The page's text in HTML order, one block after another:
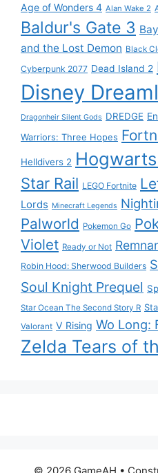
Age of Wonders 4 Alan Wake 2
Baldur's Gate 3
and the Lost Demon Black
Cyberpunk 2077 Dead Island 2
Disney
Dragonheir Silent Gods DREDGE
Warriors: Three Hopes
Helldivers 2
Star Rail LEGO Fortnite
Lords Minecraft Legends
Palworld Pokemon Go
Violet Ready or Not
Robin Hood: Sherwood Builders
Soul Knight Prequel
Star Ocean The Second Story R
Valorant V Rising Wo Long:
Zelda Tears of